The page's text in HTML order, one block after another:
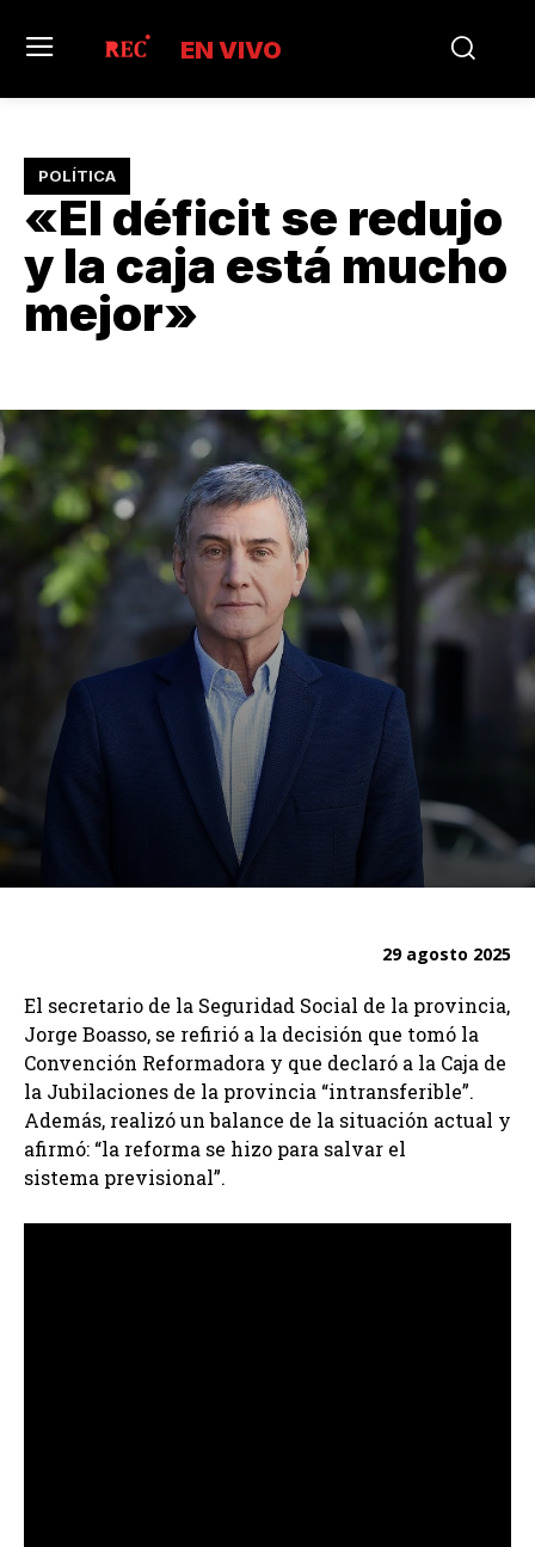
EN VIVO
POLÍTICA
«El déficit se redujo
y la caja está mucho
mejor»
29 agosto 2025
El secretario de la Seguridad Social de la provincia,
Jorge Boasso, se refirió a la decisión que tomó la
Convención Reformadora y que declaró a la Caja de
la Jubilaciones de la provincia “intransferible”.
Además, realizó un balance de la situación actual y
afirmó: “la reforma se hizo para salvar el
sistema previsional”.